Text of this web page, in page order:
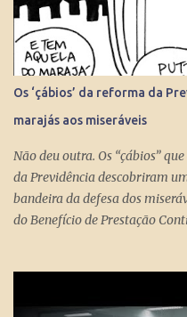
Os ‘çábios’ da reforma da
marajás aos miseráveis
Não deu outra. Os “çábios”
da Previdência descobriram
bandeira da defesa dos
do Benefício de Prestação
Família. Com a outra mão